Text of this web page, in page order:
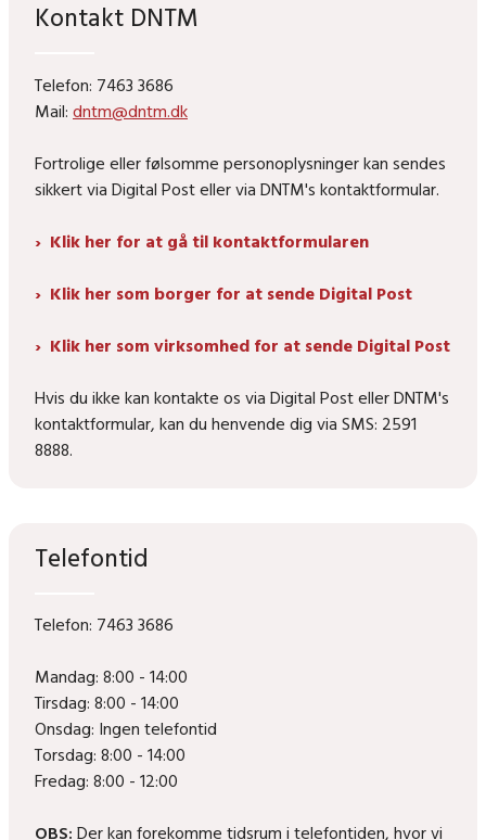
Kontakt DNTM
Telefon: 7463 3686
Mail: dntm@dntm.dk
Fortrolige eller følsomme personoplysninger kan sendes
sikkert via Digital Post eller via DNTM's kontaktformular.
Klik her for at gå til kontaktformularen
Klik her som borger for at sende Digital Post
Klik her som virksomhed for at sende Digital Post
Hvis du ikke kan kontakte os via Digital Post eller DNTM's
kontaktformular, kan du henvende dig via SMS: 2591
8888.
Telefontid
Telefon: 7463 3686
Mandag: 8:00 - 14:00
Tirsdag: 8:00 - 14:00
Onsdag: Ingen telefontid
Torsdag: 8:00 - 14:00
Fredag: 8:00 - 12:00
OBS: Der kan forekomme tidsrum i telefontiden, hvor vi